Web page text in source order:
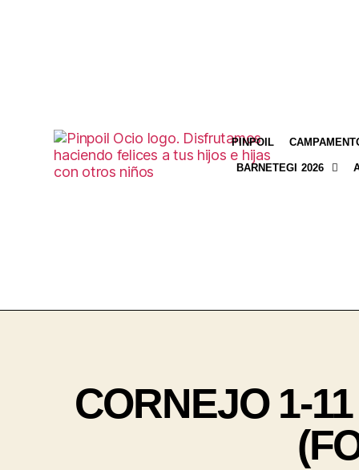
PINPOIL
BARNETEGI 2026
CORNEJO 1-